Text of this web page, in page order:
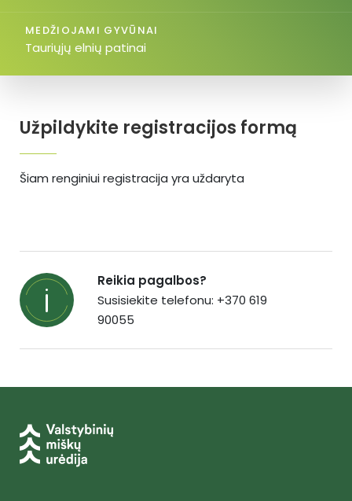
Užpildykite registracijos formą
Šiam renginiui registracija yra uždaryta
MEDŽIOJAMI GYVŪNAI
Tauriųjų elnių patinai
Reikia pagalbos?
Susisiekite telefonu: +370 619
90055